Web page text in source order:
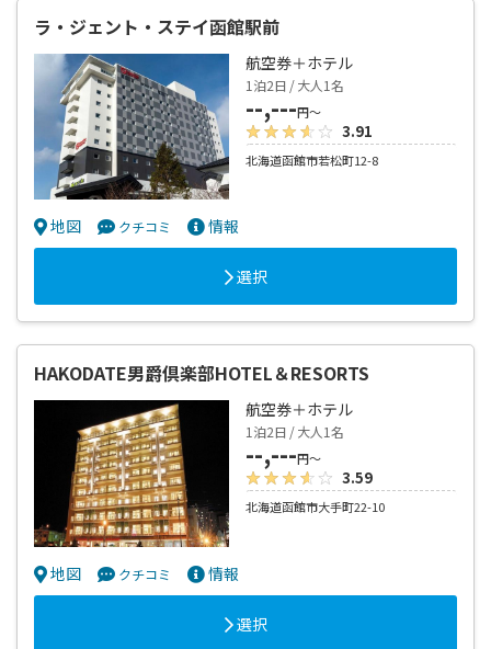
ラ・ジェント・ステイ函館駅前
航空券＋ホテル
1泊2日 / 大人1名
--,---円～
3.91
北海道函館市若松町12-8
地図 クチコミ 情報
選択
HAKODATE男爵倶楽部HOTEL＆RESORTS
航空券＋ホテル
1泊2日 / 大人1名
--,---円～
3.59
北海道函館市大手町22-10
地図 クチコミ 情報
選択